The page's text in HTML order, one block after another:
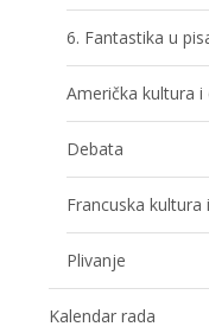
6. Fantastika u
Američka kultura i
Debata
Francuska kultura
Plivanje
Kalendar rada